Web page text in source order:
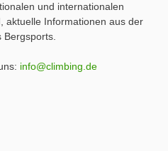
und internationalen
aktuelle Informationen aus der
Bergsports.
info@climbing.de